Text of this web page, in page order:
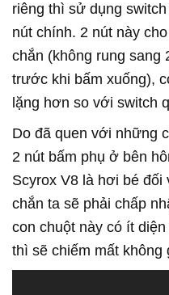
riêng thì sử dụng
nút chính. 2 nút này
chắn (không rung sang
trước khi bấm xuống),
lặng hơn so với switch
Do đã quen với những
2 nút bấm phụ ở bên
Scyrox V8 là hơi bé
chắn ta sẽ phải chấp
con chuột này có ít
thì sẽ chiếm mất không